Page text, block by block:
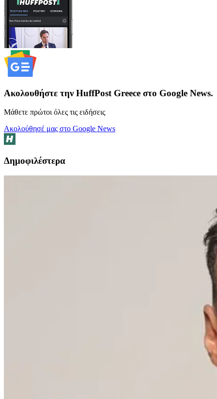
Ακολουθήστε την HuffPost Greece στο Google News.
Μάθετε πρώτοι όλες τις ειδήσεις
Ακολούθησέ μας στο Google News
Δημοφιλέστερα